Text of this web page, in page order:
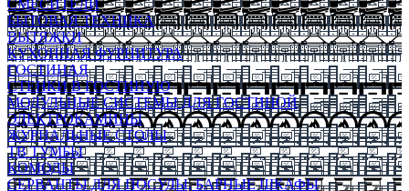
СМЕСИТЕЛИ
БЫТОВАЯ ТЕХНИКА
ВЫТЯЖКИ
КУХОННАЯ ФУРНИТУРА
ГОСТИНАЯ
СТЕНКИ В ГОСТИНУЮ
МОДУЛЬНЫЕ СИСТЕМЫ ДЛЯ ГОСТИНОЙ
ЭЛЕКТРОКАМИНЫ
ЖУРНАЛЬНЫЕ СТОЛЫ
ТВ ТУМБЫ
КОМОДЫ
СЕРВАНТЫ ДЛЯ ПОСУДЫ, БАРНЫЕ ШКАФЫ